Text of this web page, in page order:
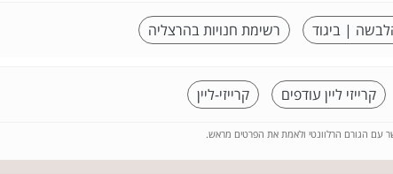
| ביגוד רשימת חנויות בהרצליה
קרייזי ליין עודפים קרייזי-ליין
עם הגורם הרלוונטי ולאמת את הפרטים מראש.